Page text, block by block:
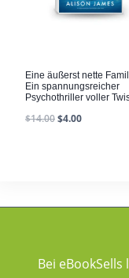
Eine äußerst nette
Ein spannungsreicher
Psychothriller voller
$14.00$4.00
Bei